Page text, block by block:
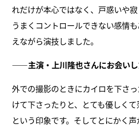
れだけが本心ではなく、戸惑いや
うまくコントロールできない感情
えながら演技しました。
――主演・上川隆也さんにお会いし
外での撮影のときにカイロを下さ
けて下さったりと、とても優しく
という印象です。そしてとにかく